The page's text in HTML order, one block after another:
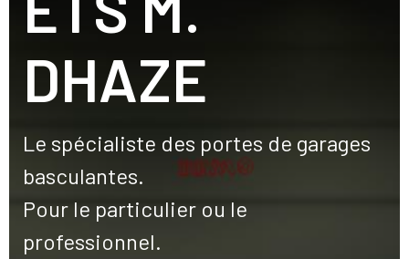
DHAZE
Le spécialiste des portes de garages
basculantes.
Pour le particulier ou le
professionnel.